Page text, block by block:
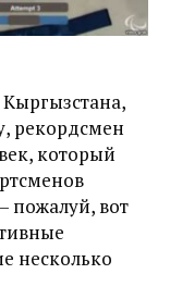
рекордсмен
который
пожалуй, вот
несколько